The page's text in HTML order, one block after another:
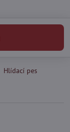
Hlídací pes